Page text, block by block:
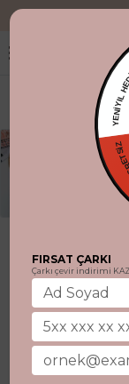
FIRSAT ÇARKI
Çarkı çevir indirimi